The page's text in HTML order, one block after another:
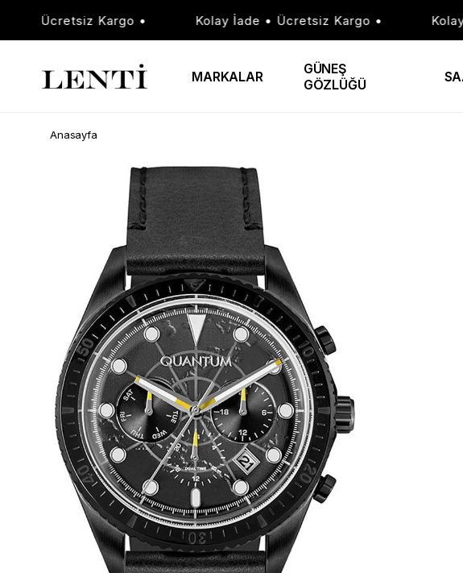
• Ücretsiz Kargo • Kolay İade • Ücretsiz Kargo • Kolay
MARKALAR
GÜNEŞ
GÖZLÜĞÜ
Anasayfa